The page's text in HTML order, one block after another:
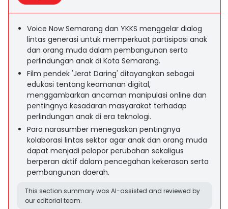
Voice Now Semarang dan YKKS menggelar dialog
lintas generasi untuk memperkuat partisipasi anak
dan orang muda dalam pembangunan serta
perlindungan anak di Kota Semarang.
Film pendek 'Jerat Daring' ditayangkan sebagai
edukasi tentang keamanan digital,
menggambarkan ancaman manipulasi online dan
pentingnya kesadaran masyarakat terhadap
perlindungan anak di era teknologi.
Para narasumber menegaskan pentingnya
kolaborasi lintas sektor agar anak dan orang muda
dapat menjadi pelopor perubahan sekaligus
berperan aktif dalam pencegahan kekerasan serta
pembangunan daerah.
This section summary was AI-assisted and reviewed by
our editorial team.